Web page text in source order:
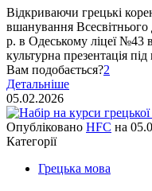
Відкриваючи грецькі
вшанування
р. в Одеському ліцеї №43
культурна презентація
Вам подобається?2
Детальніше
05.02.2026
Опубліковано HFC на
Категорії
Грецька мова